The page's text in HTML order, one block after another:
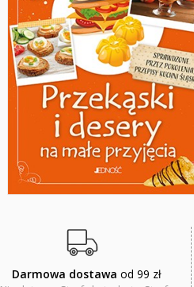
Darmowa dostawa od 99 zł